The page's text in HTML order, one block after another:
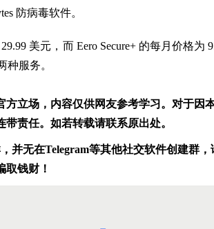
防病毒软件。
美元，而 Eero Secure+ 的每月价格为
种服务。
立场，内容仅供网友参考学习。对于因
责任。如若转载请联系原出处。
并无在Telegram等其他社交软件创建群
取钱财！